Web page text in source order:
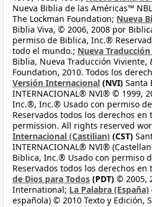
Nueva Biblia de las Américas™
The Lockman Foundation; Nueva
Biblia Viva, © 2006, 2008 por
permiso de Biblica, Inc.®
todo el mundo.; Nueva
Biblia, Nueva Traducción Viviente,
Foundation, 2010. Todos los
Versión Internacional (NVI) Santa
INTERNACIONAL® NVI® © 1999,
Inc.®, Inc.® Usado con permiso
Reservados todos los derechos
permission. All rights reserved
Internacional (Castilian) (CST)
INTERNACIONAL® NVI®
Biblica, Inc.® Usado con permiso
Reservados todos los derechos en
de Dios para Todos (PDT) © 2005,
International; La Palabra (España)
española) © 2010 Texto y Edición,